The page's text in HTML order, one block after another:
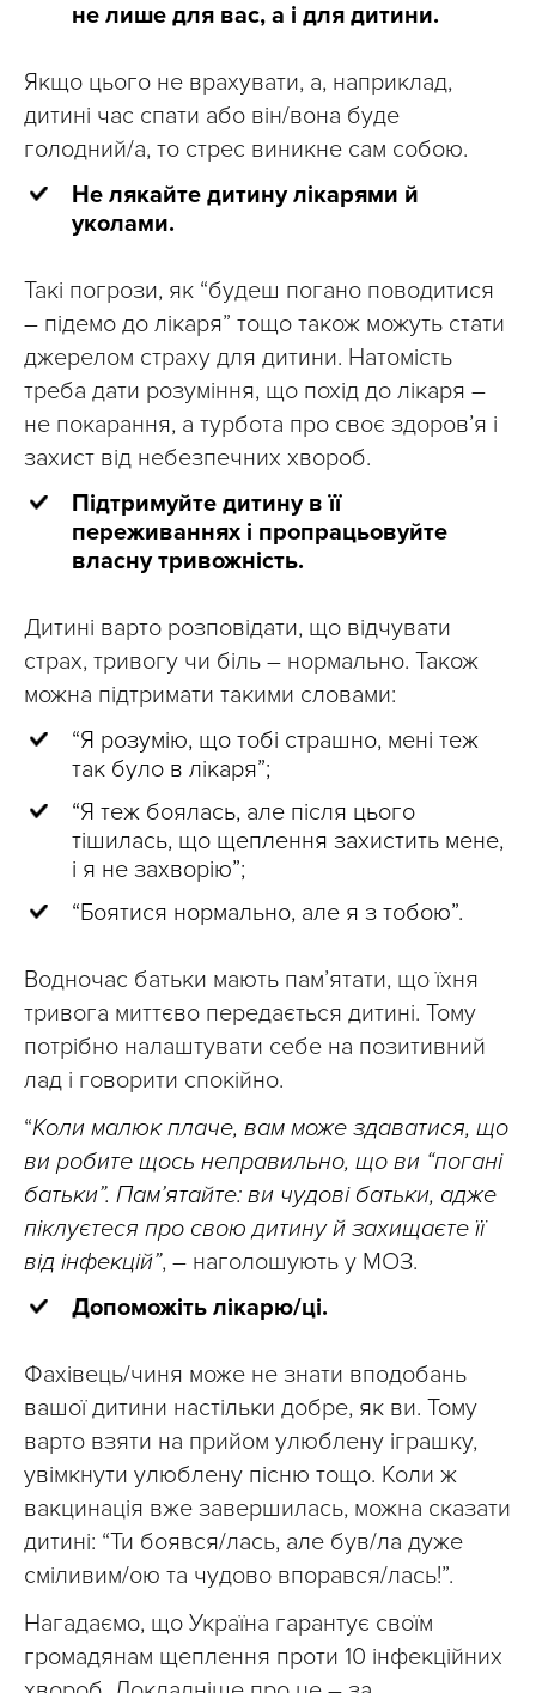
не лише для вас, а і для дитини.
Якщо цього не врахувати, а, наприклад,
дитині час спати або він/вона буде
голодний/а, то стрес виникне сам собою.
Не лякайте дитину лікарями й
уколами.
Такі погрози, як “будеш погано поводитися
– підемо до лікаря” тощо також можуть стати
джерелом страху для дитини. Натомість
треба дати розуміння, що похід до лікаря –
не покарання, а турбота про своє здоров’я і
захист від небезпечних хвороб.
Підтримуйте дитину в її
переживаннях і пропрацьовуйте
власну тривожність.
Дитині варто розповідати, що відчувати
страх, тривогу чи біль – нормально. Також
можна підтримати такими словами:
“Я розумію, що тобі страшно, мені теж
так було в лікаря”;
“Я теж боялась, але після цього
тішилась, що щеплення захистить мене,
і я не захворію”;
“Боятися нормально, але я з тобою”.
Водночас батьки мають пам’ятати, що їхня
тривога миттєво передається дитині. Тому
потрібно налаштувати себе на позитивний
лад і говорити спокійно.
“Коли малюк плаче, вам може здаватися, що
ви робите щось неправильно, що ви “погані
батьки”. Пам’ятайте: ви чудові батьки, адже
піклуєтеся про свою дитину й захищаєте її
від інфекцій”, – наголошують у МОЗ.
Допоможіть лікарю/ці.
Фахівець/чиня може не знати вподобань
вашої дитини настільки добре, як ви. Тому
варто взяти на прийом улюблену іграшку,
увімкнути улюблену пісню тощо. Коли ж
вакцинація вже завершилась, можна сказати
дитині: “Ти боявся/лась, але був/ла дуже
сміливим/ою та чудово впорався/лась!”.
Нагадаємо, що Україна гарантує своїм
громадянам щеплення проти 10 інфекційних